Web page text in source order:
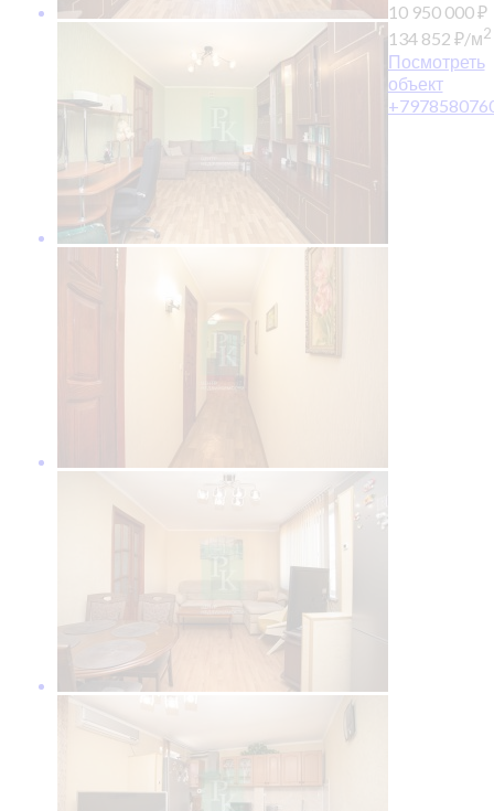
10 950 000₽
134 852 ₽/м2
Посмотреть
объект